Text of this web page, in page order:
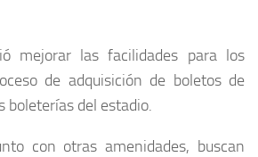
mejorar las facilidades para los
de adquisición de boletos de
boleterías del estadio.
con otras amenidades, buscan